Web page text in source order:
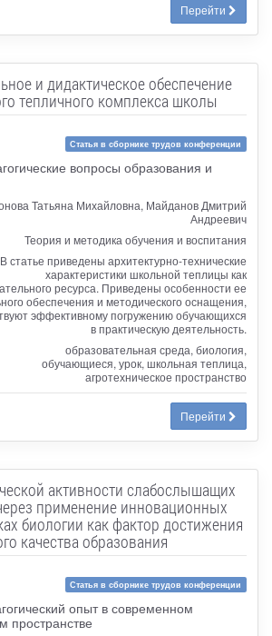
Перейти
и дидактическое обеспечение
тепличного комплекса школы
Статья в сборнике трудов конференции
вопросы образования и
Татьяна Михайловна, Майданов Дмитрий
Андреевич
Теория и методика обучения и воспитания
В статье приведены архитектурно-технические
характеристики школьной теплицы как
ресурса. Приведены особенности ее
обеспечения и методического оснащения,
эффективному погружению обучающихся
в практическую деятельность.
образовательная среда, биология,
обучающиеся, урок, школьная теплица,
агротехническое пространство
Перейти
активности слабослышащих
применение инновационных
биологии как фактор достижения
качества образования
Статья в сборнике трудов конференции
опыт в современном
пространстве